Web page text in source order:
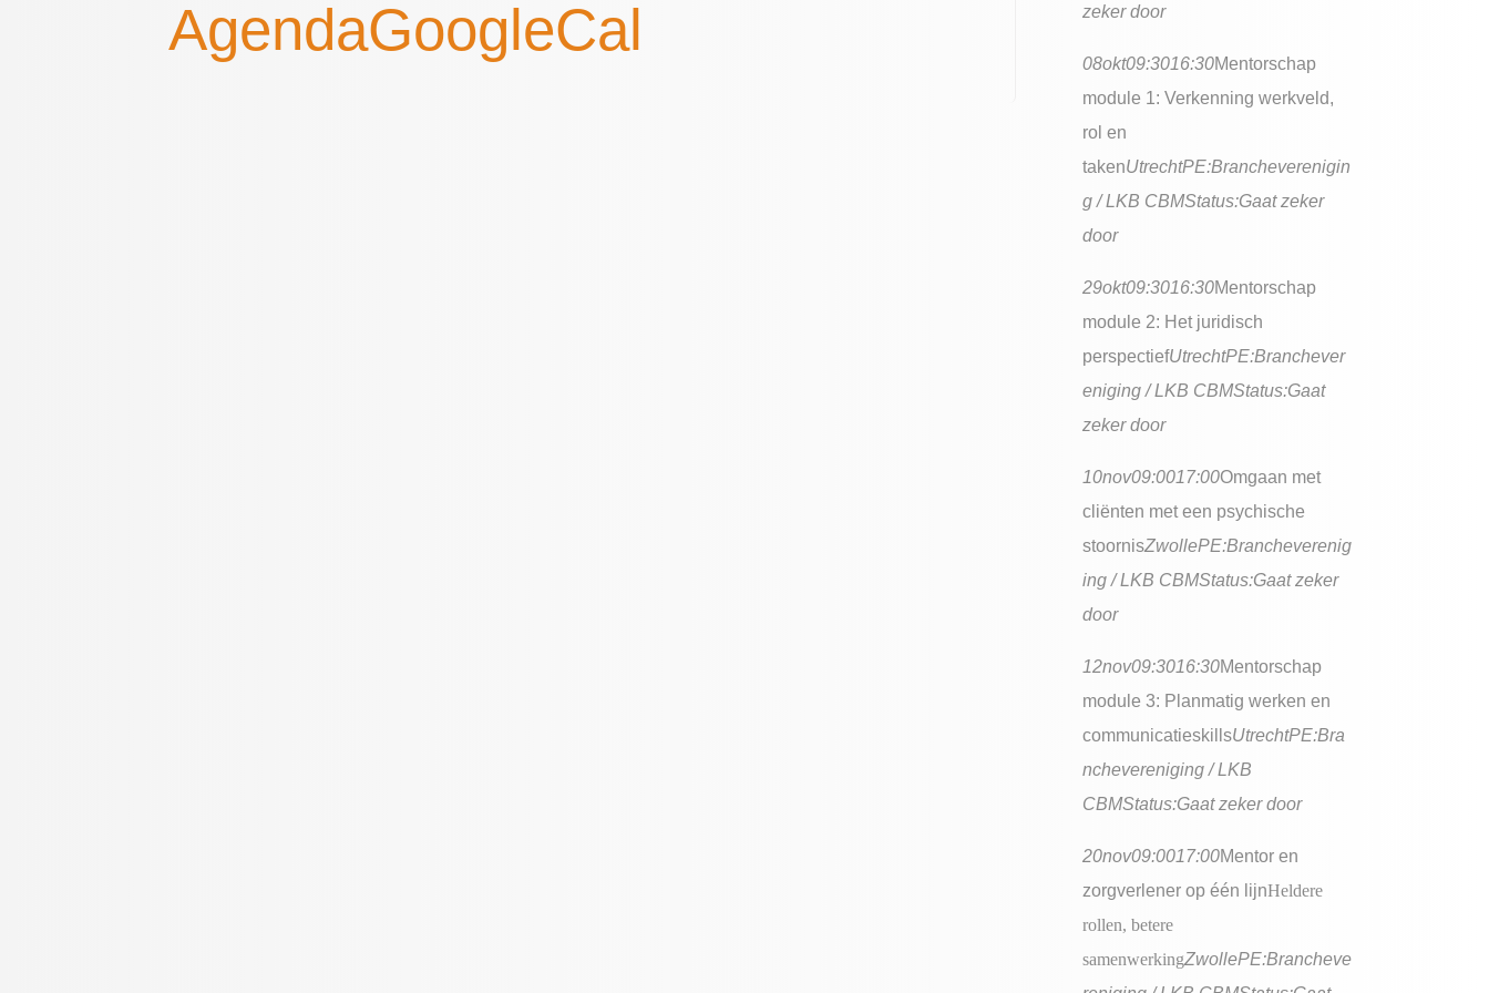
AgendaGoogleCal zeker door
08okt09:3016:30Mentorschap
module 1: Verkenning werkveld,
rol en
takenUtrechtPE:Brancheverenigin
g / LKB CBMStatus:Gaat zeker
door
29okt09:3016:30Mentorschap
module 2: Het juridisch
perspectiefUtrechtPE:Branchever
eniging / LKB CBMStatus:Gaat
zeker door
10nov09:0017:00Omgaan met
cliënten met een psychische
stoornisZwollePE:Brancheverenig
ing / LKB CBMStatus:Gaat zeker
door
12nov09:3016:30Mentorschap
module 3: Planmatig werken en
communicatieskillsUtrechtPE:Bra
nchevereniging / LKB
CBMStatus:Gaat zeker door
20nov09:0017:00Mentor en
zorgverlener op één lijnHeldere
rollen, betere
samenwerkingZwollePE:Brancheve